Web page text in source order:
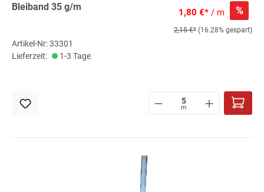
Bleiband 35 g/m 1,80 €* / m %
2,15 €* (16.28% gespart)
Artikel-Nr: 33301
Lieferzeit:
1-3 Tage
m